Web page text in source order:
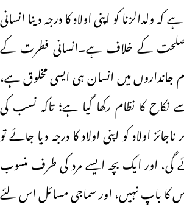
ولدالزنا کو اپنی اولاد کا درجہ دینا انسانی
کے خلاف ہے۔انسانی فطرت کے
میں انسان ہی ایسی مخلوق ہے،
کا نظام رکھا گیا ہے؛ تاکہ نسب کی
اولاد کو اپنی اولاد کا درجہ دیا جائے تو
اور ایک بچہ ایسے مرد کی طرف منسوب
کا باپ نہیں، اور سماجی مسائل اس لئے